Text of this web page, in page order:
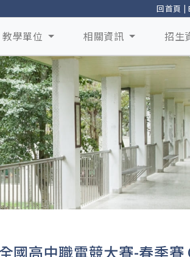
回首頁 |
教學單位 相關資訊 招生
國高中職電競大賽-春季賽